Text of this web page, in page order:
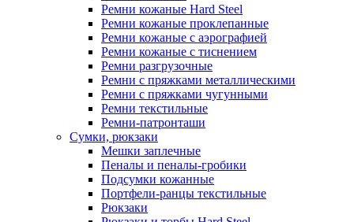
Ремни кожаные Hard Steel
Ремни кожаные проклепанные
Ремни кожаные с аэрографией
Ремни кожаные с тиснением
Ремни разгрузочные
Ремни с пряжками металлическими
Ремни с пряжками чугунными
Ремни текстильные
Ремни-патронташи
Сумки, рюкзаки
Мешки заплечные
Пеналы и пеналы-гробики
Подсумки кожанные
Портфели-ранцы текстильные
Рюкзаки